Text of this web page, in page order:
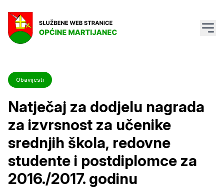
Obavijesti
Natječaj za dodjelu nagrada
za izvrsnost za učenike
srednjih škola, redovne
studente i postdiplomce za
2016./2017. godinu